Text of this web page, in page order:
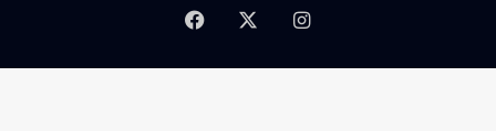
Facebook Instagram